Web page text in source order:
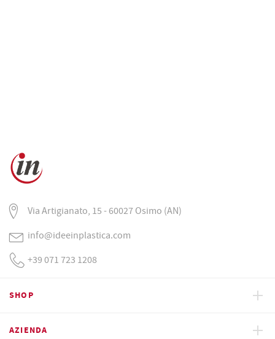
Via Artigianato, 15 - 60027 Osimo (AN)
info@ideeinplastica.com
+39 071 723 1208
SHOP
AZIENDA